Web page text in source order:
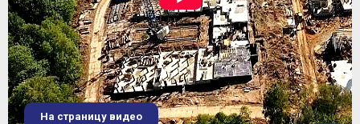
На страницу видео